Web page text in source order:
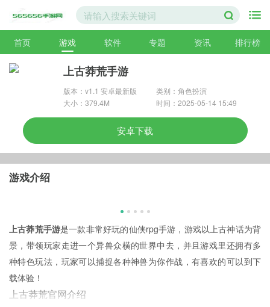
首页 游戏 软件 专题 资讯 排行榜
上古莽荒手游
版本：v1.1 安卓最新版
类别：角色扮演
大小：379.4M
时间：2025-05-14 15:49
安卓下载
游戏介绍
上古莽荒手游是一款非常好玩的仙侠rpg手游，游戏以上古神话为背
景，带领玩家走进一个异兽众横的世界中去，并且游戏里还拥有多
种特色玩法，玩家可以捕捉各种神兽为你作战，有喜欢的可以到下
载体验！
上古莽荒官网介绍